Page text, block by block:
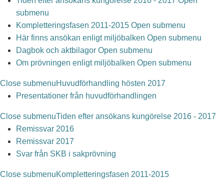
submenu
Kompletteringsfasen 2011-2015 Open submenu
Här finns ansökan enligt miljöbalken Open submenu
Dagbok och aktbilagor Open submenu
Om prövningen enligt miljöbalken Open submenu
Close submenuHuvudförhandling hösten 2017
Presentationer från huvudförhandlingen
Close submenuTiden efter ansökans kungörelse 2016 - 2017
Remissvar 2016
Remissvar 2017
Svar från SKB i sakprövning
Close submenuKompletteringsfasen 2011-2015